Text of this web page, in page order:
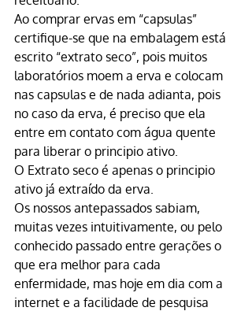
Ao comprar ervas em “capsulas”
certifique-se que na embalagem está
escrito “extrato seco”, pois muitos
laboratórios moem a erva e colocam
nas capsulas e de nada adianta, pois
no caso da erva, é preciso que ela
entre em contato com água quente
para liberar o principio ativo.
O Extrato seco é apenas o principio
ativo já extraído da erva.
Os nossos antepassados sabiam,
muitas vezes intuitivamente, ou pelo
conhecido passado entre gerações o
que era melhor para cada
enfermidade, mas hoje em dia com a
internet e a facilidade de pesquisa